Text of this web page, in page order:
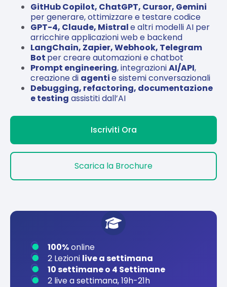
GitHub Copilot, ChatGPT, Cursor, Gemini
per generare, ottimizzare e testare codice
GPT-4, Claude, Mistrale altri modelli AI per
arricchire applicazioni web e backend
LangChain, Zapier, Webhook, Telegram
Bot per creare automazioni e chatbot
Prompt engineering, integrazioniAI/API,
creazione di agentie sistemi conversazionali
Debugging, refactoring, documentazione
e testing assistiti dall’AI
Iscriviti Ora
Scarica la Brochure
100%online
2 Lezioni live a settimana
10 settimane o 4 Settimane
2 live a settimana, 19h-21h